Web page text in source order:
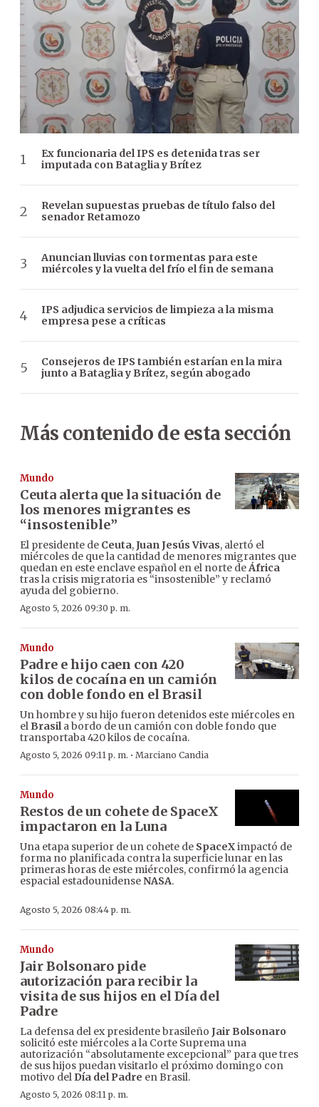
Ex funcionaria del IPS es detenida tras ser
imputada con Bataglia y Brítez
Revelan supuestas pruebas de título falso del
senador Retamozo
Anuncian lluvias con tormentas para este
miércoles y la vuelta del frío el fin de semana
IPS adjudica servicios de limpieza a la misma
empresa pese a críticas
Consejeros de IPS también estarían en la mira
junto a Bataglia y Brítez, según abogado
Más contenido de esta sección
Mundo
Ceuta alerta que la situación de
los menores migrantes es
“insostenible”
El presidente de Ceuta,Juan Jesús Vivas, alertó el
miércoles de que la cantidad de menores migrantes que
quedan en este enclave español en el norte deÁfrica
tras la crisis migratoria es “insostenible” y reclamó
ayuda del gobierno.
Agosto 5, 2026 09:30 p. m.
Mundo
Padre e hijo caen con 420
kilos de cocaína en un camión
con doble fondo en el Brasil
Un hombre y su hijo fueron detenidos este miércoles en
el Brasila bordo de un camión con doble fondo que
transportaba 420 kilos de cocaína.
Agosto 5, 2026 09:11 p. m. · Marciano Candia
Mundo
Restos de un cohete de SpaceX
impactaron en la Luna
Una etapa superior de un cohete de SpaceXimpactó de
forma no planificada contra la superficie lunar en las
primeras horas de este miércoles, confirmó la agencia
espacial estadounidenseNASA.
Agosto 5, 2026 08:44 p. m.
Mundo
Jair Bolsonaro pide
autorización para recibir la
visita de sus hijos en el Día del
Padre
La defensa del ex presidente brasileño Jair Bolsonaro
solicitó este miércoles a la Corte Suprema una
autorización “absolutamente excepcional” para que tres
de sus hijos puedan visitarlo el próximo domingo con
motivo del Día del Padre en Brasil.
Agosto 5, 2026 08:11 p. m.